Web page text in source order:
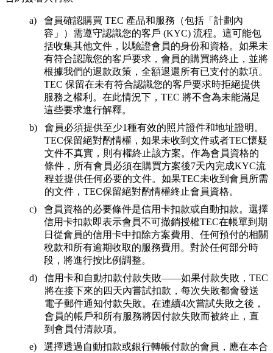
會員確認購買 TEC 產品和服務（包括「計劃內
容」）需遵守認識您的客戶 (KYC) 流程。這可能包
括收集其他文件，以驗證會員的身份和資格。如果未
有符合認識您的客戶要求，會員的購買將終止，並將
根據我們的退款政策，全額退還所有已支付的款項。
TEC 保留在未有符合認識您的客戶要求時拒絕提供
服務之權利。在此情況下，TEC 將不會為未能滿足
這些要求進行解釋。
會員必須提供至少1種有效的照片證件和地址證明。
TEC保留絕對酌情權，如果未收到文件或者TEC懷疑
文件不真實，則有權終止該方案。作為會員資格的
條件，所有會員必須在購買方案後7天內完成KYC流
程並提供任何必要的文件。如果TEC未收到會員所需
的文件，TEC保留絕對酌情權終止會員資格。
會員資格的必要條件是信用卡扣款或自動扣款。選擇
信用卡扣款即表示會員不可撤銷授權TEC在帳單到期
日從會員的信用卡中扣除方案費用、任何預付的相關
稅款和所有逾期收取的服務費用。對於任何部分時
段，將進行按比例調整。
信用卡和自動扣款付款失敗——如果付款失敗，TEC
將在接下來的四天內嘗試扣款，每次失敗都會發送
電子郵件通知付款失敗。在連續4次嘗試失敗之後，
會員的帳戶和所有服務將因付款失敗而被終止，直
到會員付清款項。
選擇透過自動扣款或銀行轉帳付款的會員，應在本合